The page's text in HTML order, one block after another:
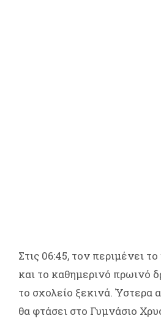
Στις 06:45, τον περιμένει
και το καθημερινό πρωινό
το σχολείο ξεκινά. Ύστερα
θα φτάσει στο Γυμνάσιο